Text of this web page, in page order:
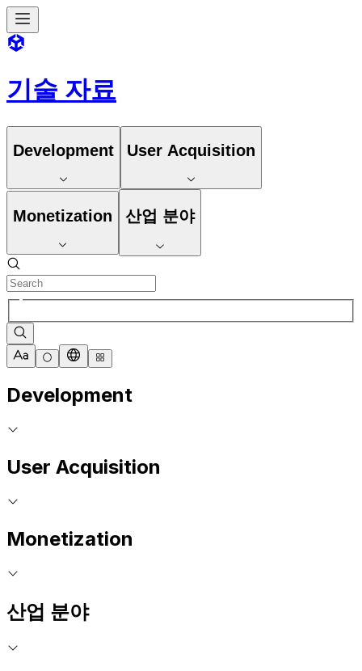
기술 자료
Development User Acquisition
Monetization 산업 분야
Development
User Acquisition
Monetization
산업 분야